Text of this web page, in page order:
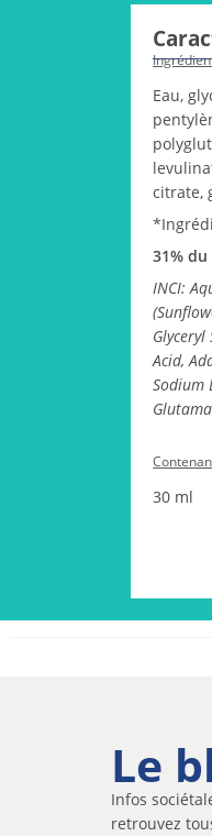
Eau,
citrate,
31%
INCI:
Acid,
Sodium
30 ml
Le
Infos
retrouvez